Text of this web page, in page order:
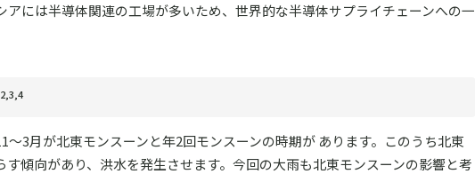
には半導体関連の工場が多いため、世界的な半導体サプライチェーンへの一
2,3,4
3月が北東モンスーンと年2回モンスーンの時期が あります。このうち北東
傾向があり、洪水を発生させます。今回の大雨も北東モンスーンの影響と考